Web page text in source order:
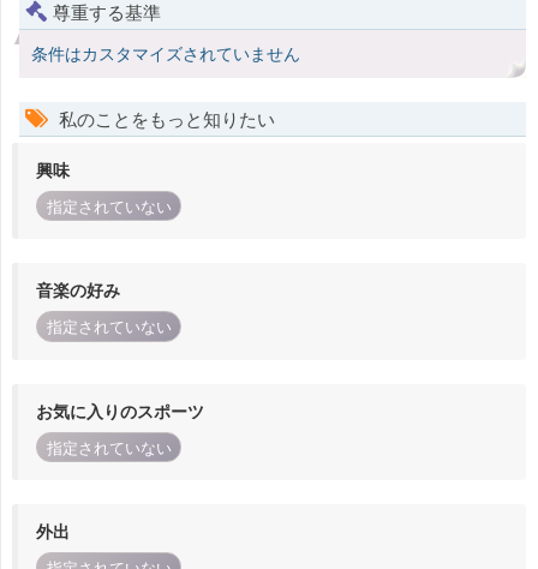
尊重する基準
条件はカスタマイズされていません
私のことをもっと知りたい
興味
指定されていない
音楽の好み
指定されていない
お気に入りのスポーツ
指定されていない
外出